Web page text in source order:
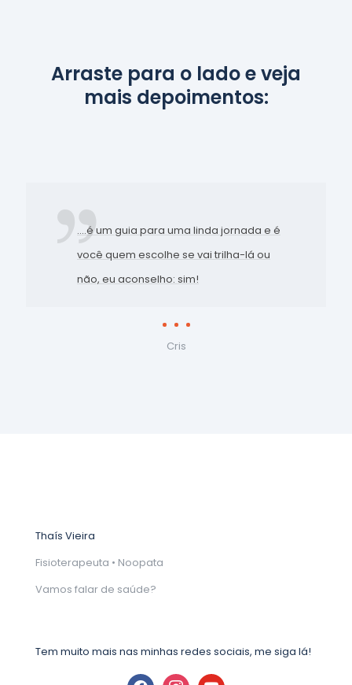
Arraste para o lado e veja
mais depoimentos:
....é um guia para uma linda jornada e é
você quem escolhe se vai trilha-lá ou
não, eu aconselho: sim!
Cris
Thaís Vieira
Fisioterapeuta • Noopata
Vamos falar de saúde?
Tem muito mais nas minhas redes sociais, me siga lá!
facebookinstagramyoutube